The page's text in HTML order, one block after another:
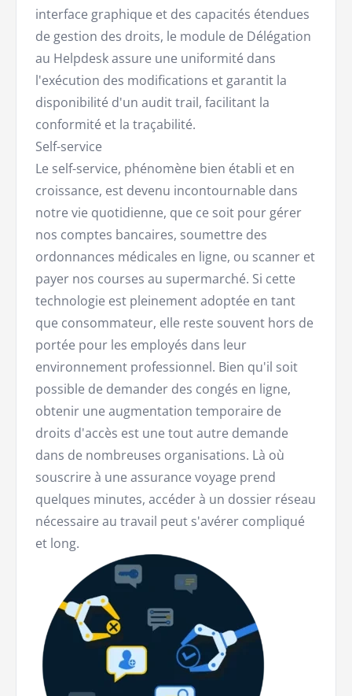
interface graphique et des capacités étendues
de gestion des droits, le module de Délégation
au Helpdesk assure une uniformité dans
l'exécution des modifications et garantit la
disponibilité d'un audit trail, facilitant la
conformité et la traçabilité.
Self-service
Le self-service, phénomène bien établi et en
croissance, est devenu incontournable dans
notre vie quotidienne, que ce soit pour gérer
nos comptes bancaires, soumettre des
ordonnances médicales en ligne, ou scanner et
payer nos courses au supermarché. Si cette
technologie est pleinement adoptée en tant
que consommateur, elle reste souvent hors de
portée pour les employés dans leur
environnement professionnel. Bien qu'il soit
possible de demander des congés en ligne,
obtenir une augmentation temporaire de
droits d'accès est une tout autre demande
dans de nombreuses organisations. Là où
souscrire à une assurance voyage prend
quelques minutes, accéder à un dossier réseau
nécessaire au travail peut s'avérer compliqué
et long.